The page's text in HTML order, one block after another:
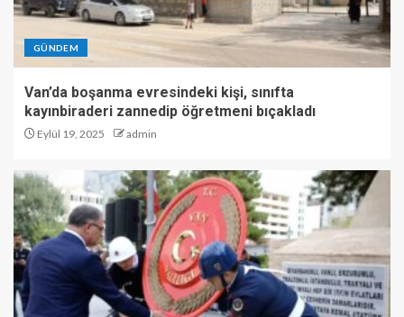
GÜNDEM
Van’da boşanma evresindeki kişi, sınıfta
kayınbiraderi zannedip öğretmeni bıçakladı
Eylül 19, 2025 admin